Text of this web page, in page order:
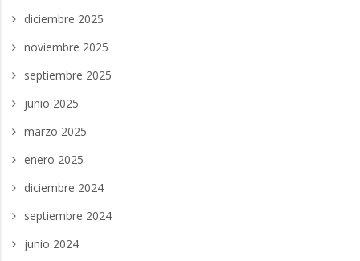
diciembre 2025
noviembre 2025
septiembre 2025
junio 2025
marzo 2025
enero 2025
diciembre 2024
septiembre 2024
junio 2024